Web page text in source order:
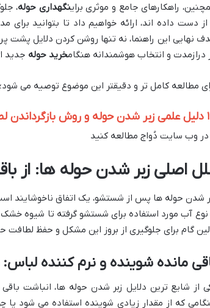
راهکارهای جامع و موثری براینگهداری حوله،
از دست داده اند، ارائه خواهیم داد تا بتوانید
نهایی این راهنما، نه تنها روشن کردن دلایل پشت
درازمدت و انتخاب هوشمندانه هنگامخرید حوله جدید
مطالعه کامل تر و دقیقتر این موضوع توصیه می
لطافت آن
در وب سایت دُواج مطالعه کنید
اصلی زبر شدن حوله ها: از
شدن حوله ها پس از شستشو، یک اتفاق ناخوشایند
نوع آب مورد استفاده برای شستشو گرفته تا شیوه
گام برای جلوگیری از بروز این مشکل و حفظ
مانده شوینده و نرم کننده
از شایع ترین دلایل زبر شدن حوله ها، انباشت
که از مقدار زیادی شوینده استفاده می شود